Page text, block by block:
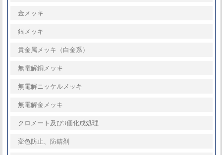
金メッキ
銀メッキ
貴金属メッキ（白金系）
無電解銅メッキ
無電解ニッケルメッキ
無電解金メッキ
クロメート及び3価化成処理
変色防止、防錆剤